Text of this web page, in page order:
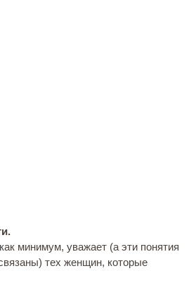
минимум, уважает (а эти понятия
тех женщин, которые